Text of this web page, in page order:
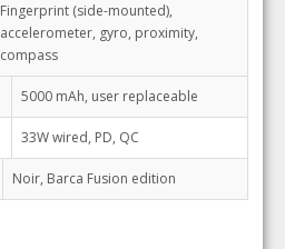
Fingerprint (side-mounted),
accelerometer, gyro, proximity,
compass
5000 mAh, user replaceable
33W wired, PD, QC
Noir, Barca Fusion edition